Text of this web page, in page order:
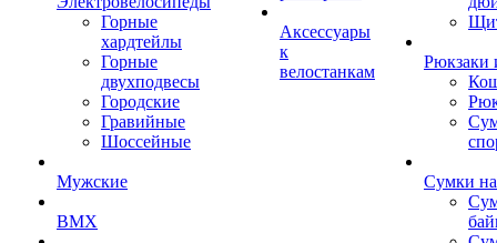
Горные
хардтейлы
Горные
двухподвесы
Городские
Гравийные
Шоссейные
Мужские
BMX
Аксессуары
к
велостанкам
Рюкзаки
Сумки